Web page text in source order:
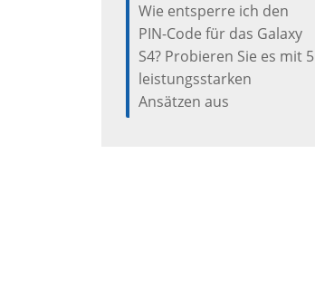
Wie entsperre ich den
PIN-Code für das Galaxy
S4? Probieren Sie es mit 5
leistungsstarken
Ansätzen aus